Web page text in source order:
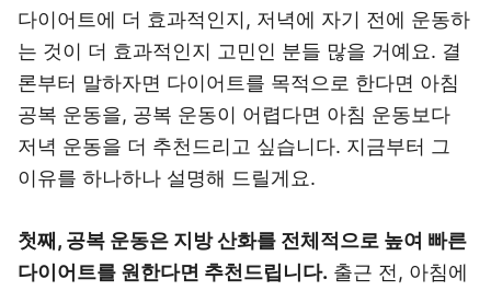
다이어트에 더 효과적인지, 저녁에 자기 전에 운동하
는 것이 더 효과적인지 고민인 분들 많을 거예요. 결
론부터 말하자면 다이어트를 목적으로 한다면 아침
공복 운동을, 공복 운동이 어렵다면 아침 운동보다
저녁 운동을 더 추천드리고 싶습니다. 지금부터 그
이유를 하나하나 설명해 드릴게요.
첫째, 공복 운동은 지방 산화를 전체적으로 높여 빠른
다이어트를 원한다면 추천드립니다. 출근 전, 아침에